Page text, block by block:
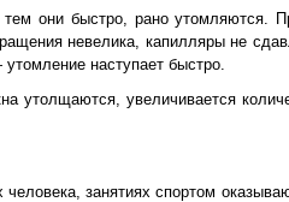
они быстро, рано утомляются.
невелика, капилляры не
наступает быстро.
утолщаются, увеличивается
занятиях спортом